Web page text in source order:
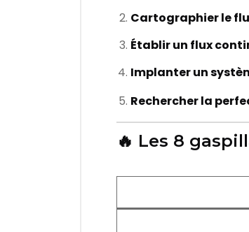
Cartographier le
Établir un flux
Implanter un
Rechercher la
🔥 Les 8